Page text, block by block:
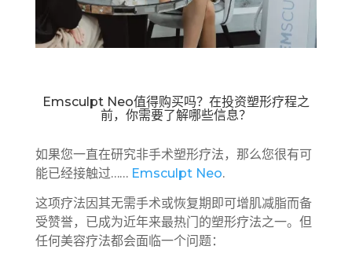
Emsculpt Neo值得购买吗？在投资塑形疗程之
前，你需要了解哪些信息？
如果您一直在研究非手术塑形疗法，那么您很有可
能已经接触过…… Emsculpt Neo.
这项疗法因其无需手术或恢复期即可增肌减脂而备
受赞誉，已成为近年来最热门的塑形疗法之一。但
任何美容疗法都会面临一个问题：